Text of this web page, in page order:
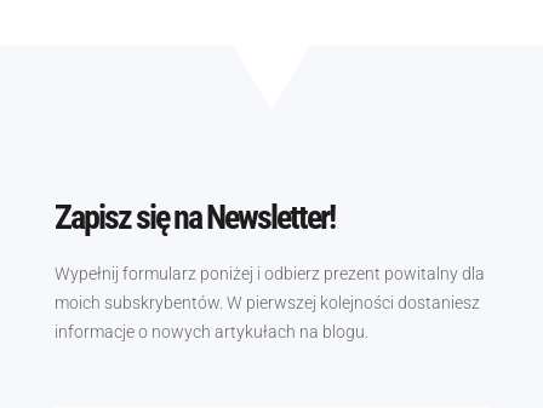
Zapisz się na Newsletter!
Wypełnij formularz poniżej i odbierz prezent powitalny dla
moich subskrybentów. W pierwszej kolejności dostaniesz
informacje o nowych artykułach na blogu.